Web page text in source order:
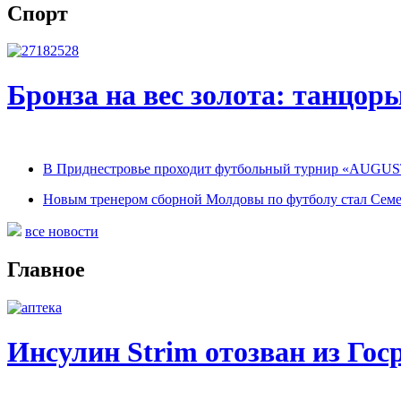
Спорт
Бронза на вес золота:
В Приднестровье проходит футбольный турнир
Новым тренером сборной Молдовы по футболу стал
все новости
Главное
Инсулин Strim отозван из